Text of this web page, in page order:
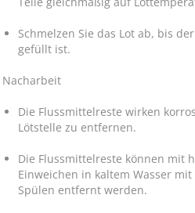
Schmelzen Sie das Lot ab, bis
gefüllt ist.
Nacharbeit
Die Flussmittelreste wirken
Lötstelle zu entfernen.
Die Flussmittelreste können mit
Einweichen in kaltem Wasser
Spülen entfernt werden.